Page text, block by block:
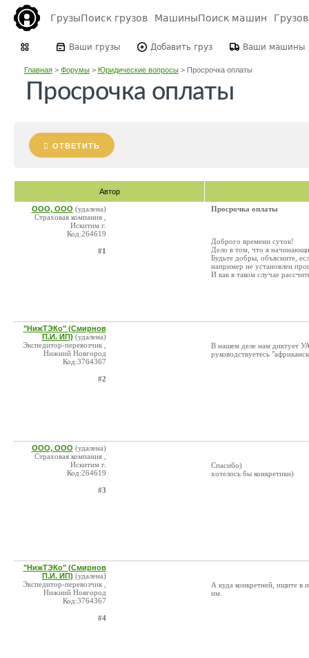
ГрузыПоиск грузов МашиныПоиск машин
Ваши грузы Добавить груз Ваши машины
Главная> Форумы> Юридические вопросы> Просрочка оплаты
Просрочка оплаты
ОТВЕТИТЬ
Автор
ООО, ООО (удалена)
Страховая компания ,
Искитим г.
Код:264619
#1
Просрочка оплаты
Доброго времени суток!
Дело в том, что я
Будьте добры, объясните,
например не установлен
И как в таком случае
"НижТЭКо" (Смирнов
П.И. ИП) (удалена)
Экспедитор-перевозчик ,
Нижний Новгород
Код:3764367
#2
В нашем деле нам диктует
руководствуетесь
ООО, ООО (удалена)
Страховая компания ,
Искитим г.
Код:264619
#3
Спасибо)
хотелось бы конкретики)
"НижТЭКо" (Смирнов
П.И. ИП) (удалена)
Экспедитор-перевозчик ,
Нижний Новгород
Код:3764367
#4
А куда конкретней, ищите в
им.